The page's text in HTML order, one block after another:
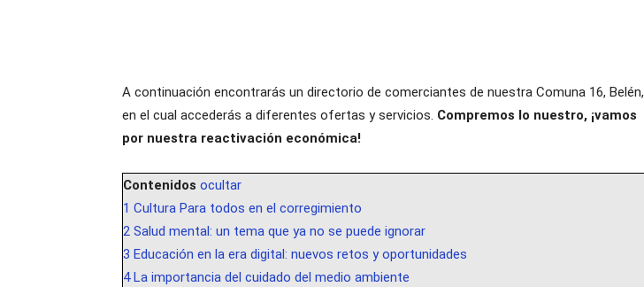
A continuación encontrarás un directorio de comerciantes de nuestra Comuna 16, Belén,
en el cual accederás a diferentes ofertas y servicios. Compremos lo nuestro, ¡vamos
por nuestra reactivación económica!
Contenidos ocultar
1 Cultura Para todos en el corregimiento
2 Salud mental: un tema que ya no se puede ignorar
3 Educación en la era digital: nuevos retos y oportunidades
4 La importancia del cuidado del medio ambiente